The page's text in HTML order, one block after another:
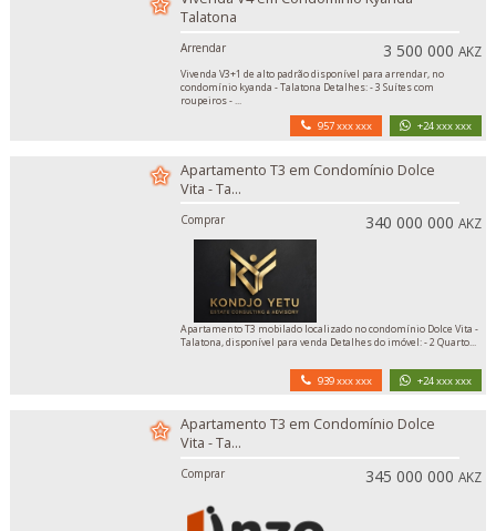
Talatona
Arrendar 3 500 000AKZ
Vivenda V3+1 de alto padrão disponível para arrendar, no
condomínio kyanda - Talatona Detalhes: - 3 Suítes com
roupeiros - ...
957 xxx xxx +24 xxx xxx
Apartamento T3 em Condomínio Dolce
Vita - Ta...
Comprar 340 000 000AKZ
Apartamento T3 mobilado localizado no condomínio Dolce Vita -
Talatona, disponível para venda Detalhes do imóvel: - 2 Quarto...
939 xxx xxx +24 xxx xxx
Apartamento T3 em Condomínio Dolce
Vita - Ta...
Comprar 345 000 000AKZ